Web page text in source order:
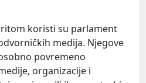
koristi su parlament
medija. Njegove
povremeno
organizacije i